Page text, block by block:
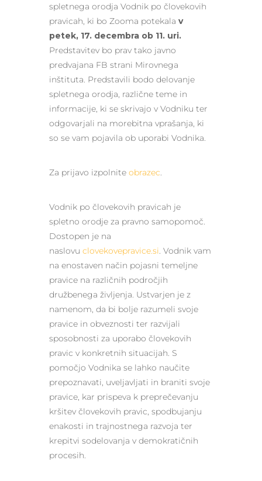
spletnega orodja Vodnik po človekovih
pravicah, ki bo Zooma potekala v
petek, 17. decembra ob 11. uri.
Predstavitev bo prav tako javno
predvajana FB strani Mirovnega
inštituta. Predstavili bodo delovanje
spletnega orodja, različne teme in
informacije, ki se skrivajo v Vodniku ter
odgovarjali na morebitna vprašanja, ki
so se vam pojavila ob uporabi Vodnika.
Za prijavo izpolnite obrazec.
Vodnik po človekovih pravicah je
spletno orodje za pravno samopomoč.
Dostopen je na
naslovu clovekovepravice.si. Vodnik vam
na enostaven način pojasni temeljne
pravice na različnih področjih
družbenega življenja. Ustvarjen je z
namenom, da bi bolje razumeli svoje
pravice in obveznosti ter razvijali
sposobnosti za uporabo človekovih
pravic v konkretnih situacijah. S
pomočjo Vodnika se lahko naučite
prepoznavati, uveljavljati in braniti svoje
pravice, kar prispeva k preprečevanju
kršitev človekovih pravic, spodbujanju
enakosti in trajnostnega razvoja ter
krepitvi sodelovanja v demokratičnih
procesih.